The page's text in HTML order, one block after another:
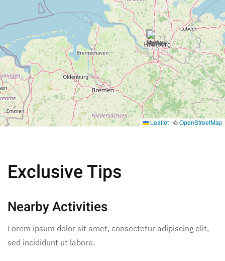
Leaflet | ©OpenStreetMap
Exclusive Tips
Nearby Activities
Lorem ipsum dolor sit amet, consectetur adipiscing elit,
sed incididunt ut labore.